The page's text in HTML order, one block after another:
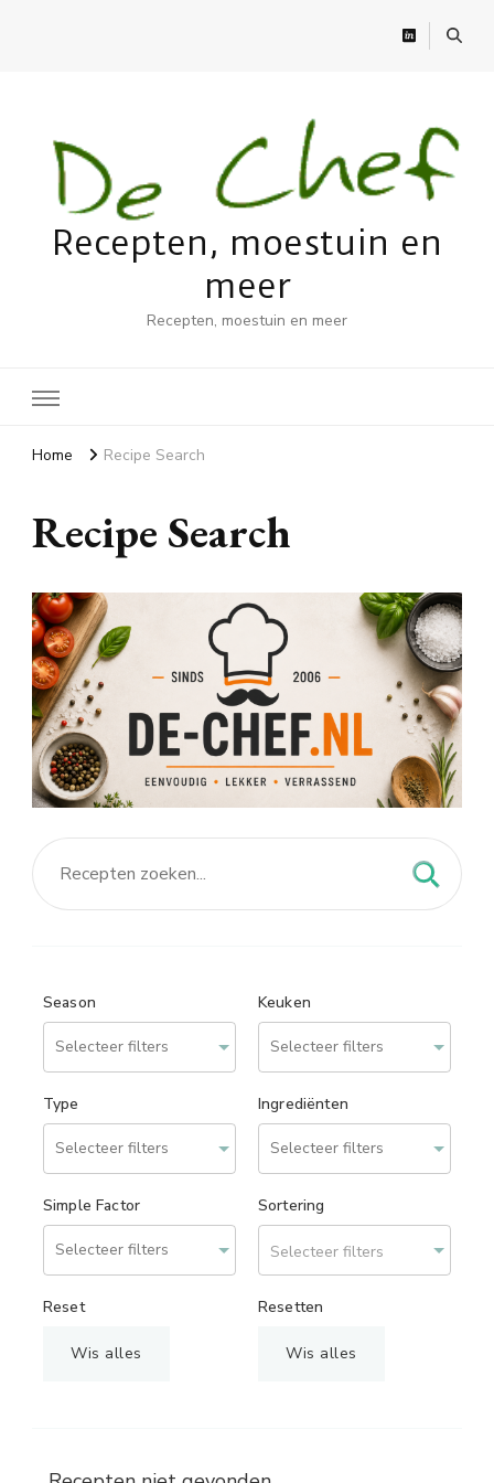
Recepten, moestuin en
meer
Recepten, moestuin en meer
Home Recipe Search
Recipe Search
Season Keuken
Type Ingrediënten
Simple Factor Sortering
Selecteer filters
Reset
Wis alles
Resetten
Wis alles